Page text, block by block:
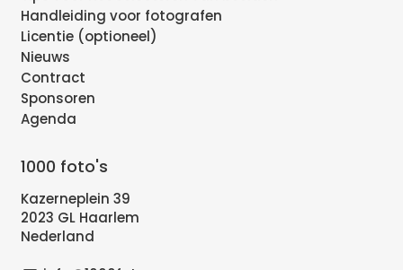
Handleiding voor fotografen
Licentie (optioneel)
Nieuws
Contract
Sponsoren
Agenda
1000 foto's
Kazerneplein 39
2023 GL Haarlem
Nederland